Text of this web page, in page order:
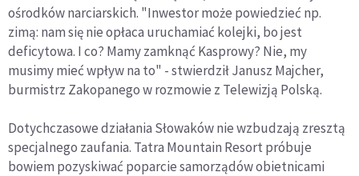
ośrodków narciarskich. "Inwestor może powiedzieć np.
zimą: nam się nie opłaca uruchamiać kolejki, bo jest
deficytowa. I co? Mamy zamknąć Kasprowy? Nie, my
musimy mieć wpływ na to" - stwierdził Janusz Majcher,
burmistrz Zakopanego w rozmowie z Telewizją Polską.
Dotychczasowe działania Słowaków nie wzbudzają zresztą
specjalnego zaufania. Tatra Mountain Resort próbuje
bowiem pozyskiwać poparcie samorządów obietnicami